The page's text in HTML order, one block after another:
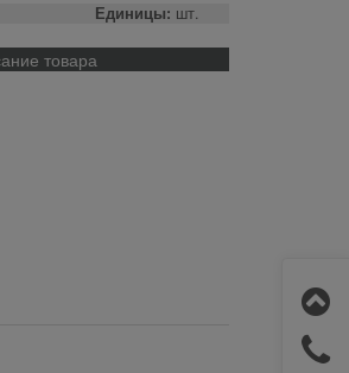
Единицы: шт.
товара